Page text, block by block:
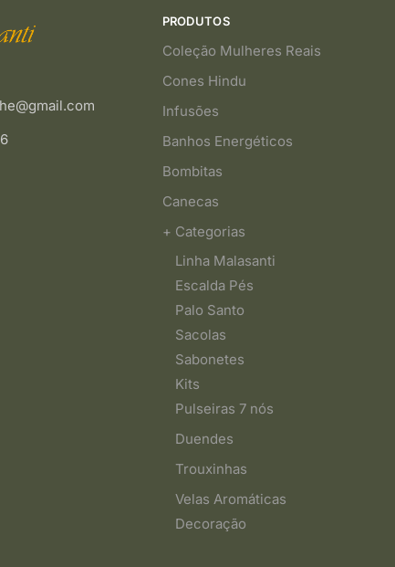
PRODUTOS
Coleção Mulheres Reais
Cones Hindu
Infusões
Banhos Energéticos
Bombitas
Canecas
+ Categorias
Linha Malasanti
Escalda Pés
Palo Santo
Sacolas
Sabonetes
Kits
Pulseiras 7 nós
Duendes
Trouxinhas
Velas Aromáticas
Decoração